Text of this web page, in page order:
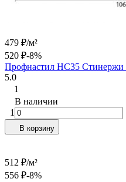
479 ₽/м²
520 ₽-8%
Профнастил НС35 Стинержи
5.0
1
В наличии
1
В корзину
512 ₽/м²
556 ₽-8%